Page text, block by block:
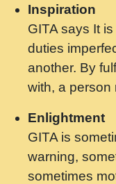
Saawariya.mp3
मर गनय न
ravinandan
मेरे मन हरी
Rishikesh -
Maharaj.mp3
यह हसरत
Talab Hai
Inspiration
GITA says It
duties
another. By
with, a person
Enlightment
GITA is
warning,
sometimes